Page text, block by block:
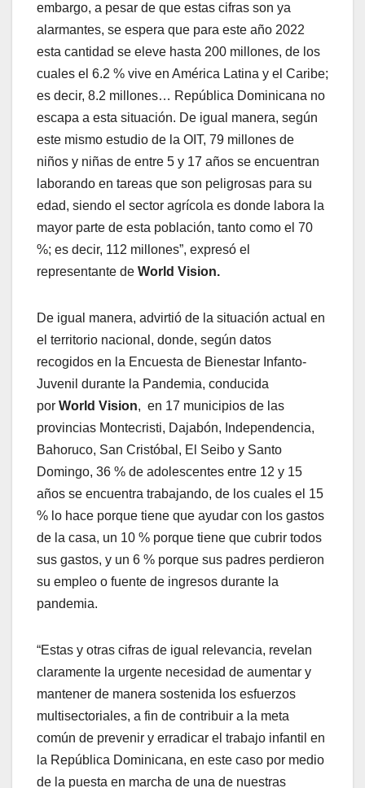
embargo, a pesar de que estas cifras son ya
alarmantes, se espera que para este año 2022
esta cantidad se eleve hasta 200 millones, de los
cuales el 6.2 % vive en América Latina y el Caribe;
es decir, 8.2 millones… República Dominicana no
escapa a esta situación. De igual manera, según
este mismo estudio de la OIT, 79 millones de
niños y niñas de entre 5 y 17 años se encuentran
laborando en tareas que son peligrosas para su
edad, siendo el sector agrícola es donde labora la
mayor parte de esta población, tanto como el 70
%; es decir, 112 millones”, expresó el
representante de World Vision.
De igual manera, advirtió de la situación actual en
el territorio nacional, donde, según datos
recogidos en la Encuesta de Bienestar Infanto-
Juvenil durante la Pandemia, conducida
por World Vision, en 17 municipios de las
provincias Montecristi, Dajabón, Independencia,
Bahoruco, San Cristóbal, El Seibo y Santo
Domingo, 36 % de adolescentes entre 12 y 15
años se encuentra trabajando, de los cuales el 15
% lo hace porque tiene que ayudar con los gastos
de la casa, un 10 % porque tiene que cubrir todos
sus gastos, y un 6 % porque sus padres perdieron
su empleo o fuente de ingresos durante la
pandemia.
“Estas y otras cifras de igual relevancia, revelan
claramente la urgente necesidad de aumentar y
mantener de manera sostenida los esfuerzos
multisectoriales, a fin de contribuir a la meta
común de prevenir y erradicar el trabajo infantil en
la República Dominicana, en este caso por medio
de la puesta en marcha de una de nuestras